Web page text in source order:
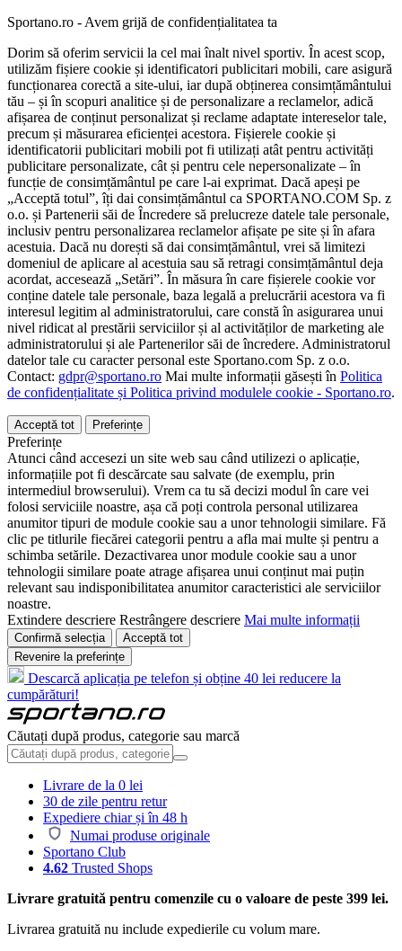
Sportano.ro - Avem grijă de confidențialitatea ta
Dorim să oferim servicii la cel mai înalt nivel sportiv. În acest scop,
utilizăm fișiere cookie și identificatori publicitari mobili, care asigură
funcționarea corectă a site-ului, iar după obținerea consimțământului
tău – și în scopuri analitice și de personalizare a reclamelor, adică
afișarea de conținut personalizat și reclame adaptate intereselor tale,
precum și măsurarea eficienței acestora. Fișierele cookie și
identificatorii publicitari mobili pot fi utilizați atât pentru activități
publicitare personalizate, cât și pentru cele nepersonalizate – în
funcție de consimțământul pe care l-ai exprimat. Dacă apeși pe
„Acceptă totul”, îți dai consimțământul ca SPORTANO.COM Sp. z
o.o. și Partenerii săi de Încredere să prelucreze datele tale personale,
inclusiv pentru personalizarea reclamelor afișate pe site și în afara
acestuia. Dacă nu dorești să dai consimțământul, vrei să limitezi
domeniul de aplicare al acestuia sau să retragi consimțământul deja
acordat, accesează „Setări”. În măsura în care fișierele cookie vor
conține datele tale personale, baza legală a prelucrării acestora va fi
interesul legitim al administratorului, care constă în asigurarea unui
nivel ridicat al prestării serviciilor și al activităților de marketing ale
administratorului și ale Partenerilor săi de încredere. Administratorul
datelor tale cu caracter personal este Sportano.com Sp. z o.o.
Contact: gdpr@sportano.ro Mai multe informații găsești în Politica
de confidențialitate și Politica privind modulele cookie - Sportano.ro.
Acceptă tot Preferințe
Preferințe
Atunci când accesezi un site web sau când utilizezi o aplicație,
informațiile pot fi descărcate sau salvate (de exemplu, prin
intermediul browserului). Vrem ca tu să decizi modul în care vei
folosi serviciile noastre, așa că poți controla personal utilizarea
anumitor tipuri de module cookie sau a unor tehnologii similare. Fă
clic pe titlurile fiecărei categorii pentru a afla mai multe și pentru a
schimba setările. Dezactivarea unor module cookie sau a unor
tehnologii similare poate atrage afișarea unui conținut mai puțin
relevant sau indisponibilitatea anumitor caracteristici ale serviciilor
noastre.
Extindere descriere Restrângere descriere Mai multe informații
Confirmă selecția
Acceptă tot
Revenire la preferințe
Descarcă aplicația pe telefon și obține 40 lei reducere la
cumpărături!
Căutați după produs, categorie sau marcă
Livrare de la 0 lei
30 de zile pentru retur
Expediere chiar și în 48 h
Numai produse originale
Sportano Club
4.62 Trusted Shops
Livrare gratuită pentru comenzile cu o valoare de peste 399 lei.
Livrarea gratuită nu include expedierile cu volum mare.